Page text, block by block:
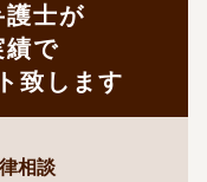
護士が
績で
致します
相談